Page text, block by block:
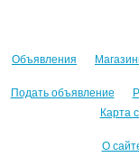
Объявления
Подать объявление
Карта
О